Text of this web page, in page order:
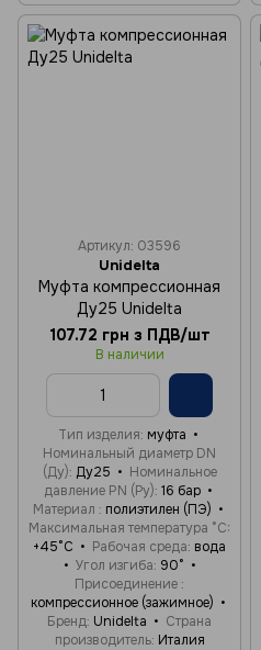
Артикул: 03596
Unidelta
Муфта компрессионная
Ду25 Unidelta
107.72 грн з ПДВ/шт
В наличии
Тип изделия муфта
Номинальный диаметр DN
(Ду) Ду25
Номинальное
давление PN (Ру) 16 бар
Материал
полиэтилен (ПЭ)
Максимальная температура °C
+45°C
Рабочая среда вода
Угол изгиба 90°
Присоединение
компрессионное (зажимное)
Бренд Unidelta
Страна
производитель Италия